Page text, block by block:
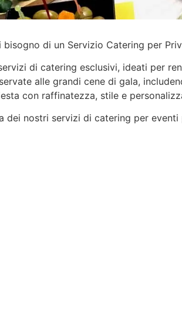
bisogno di un Servizio Catering per
di catering esclusivi, ideati per
alle grandi cene di gala,
con raffinatezza, stile e
dei nostri servizi di catering per eventi